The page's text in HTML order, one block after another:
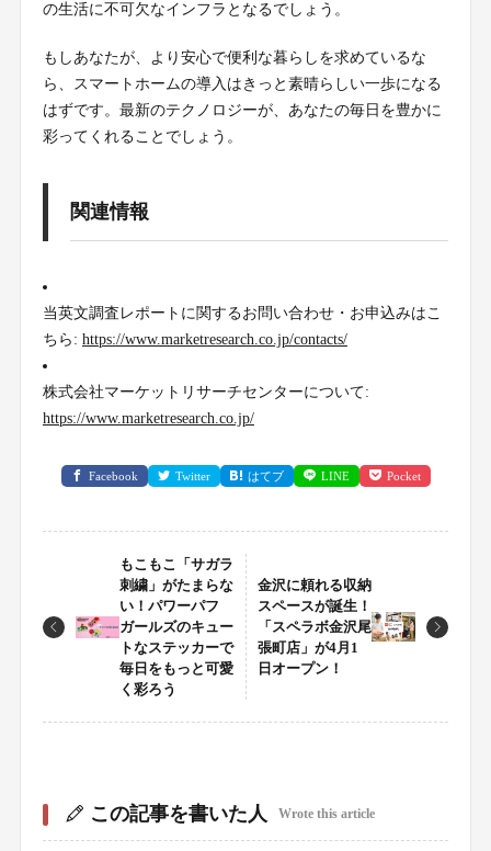
の生活に不可欠なインフラとなるでしょう。
もしあなたが、より安心で便利な暮らしを求めているな
ら、スマートホームの導入はきっと素晴らしい一歩になる
はずです。最新のテクノロジーが、あなたの毎日を豊かに
彩ってくれることでしょう。
関連情報
当英文調査レポートに関するお問い合わせ・お申込みはこ
ちら: https://www.marketresearch.co.jp/contacts/
株式会社マーケットリサーチセンターについて:
https://www.marketresearch.co.jp/
Facebook Twitter はてブ LINE Pocket
もこもこ「サガラ
刺繍」がたまらな
い！パワーパフ
ガールズのキュー
トなステッカーで
毎日をもっと可愛
く彩ろう
金沢に頼れる収納
スペースが誕生！
「スペラボ金沢尾
張町店」が4月1
日オープン！
この記事を書いた人 Wrote this article